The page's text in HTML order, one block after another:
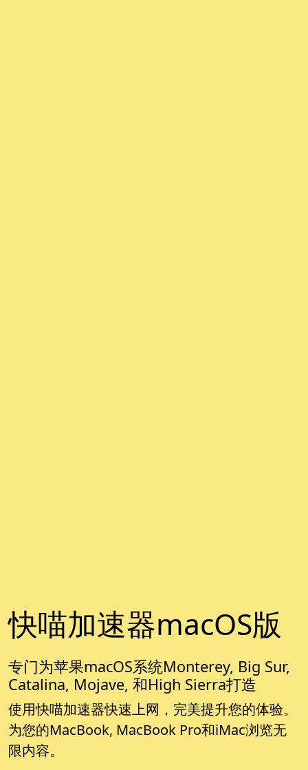
快喵加速器macOS版
专门为苹果macOS系统Monterey, Big Sur,
Catalina, Mojave, 和High Sierra打造
使用快喵加速器快速上网，完美提升您的体验。
为您的MacBook, MacBook Pro和iMac浏览无
限内容。